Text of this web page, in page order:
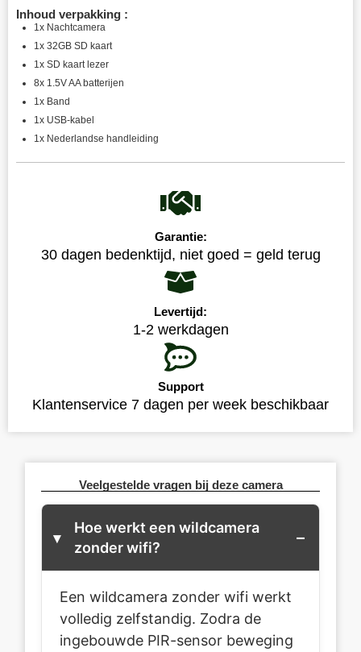
Inhoud verpakking :
1x Nachtcamera
1x 32GB SD kaart
1x SD kaart lezer
8x 1.5V AA batterijen
1x Band
1x USB-kabel
1x Nederlandse handleiding
Garantie:
30 dagen bedenktijd, niet goed = geld terug
Levertijd:
1-2 werkdagen
Support
Klantenservice 7 dagen per week beschikbaar
Veelgestelde vragen bij deze camera
Hoe werkt een wildcamera
zonder wifi?
Een wildcamera zonder wifi werkt
volledig zelfstandig. Zodra de
ingebouwde PIR-sensor beweging